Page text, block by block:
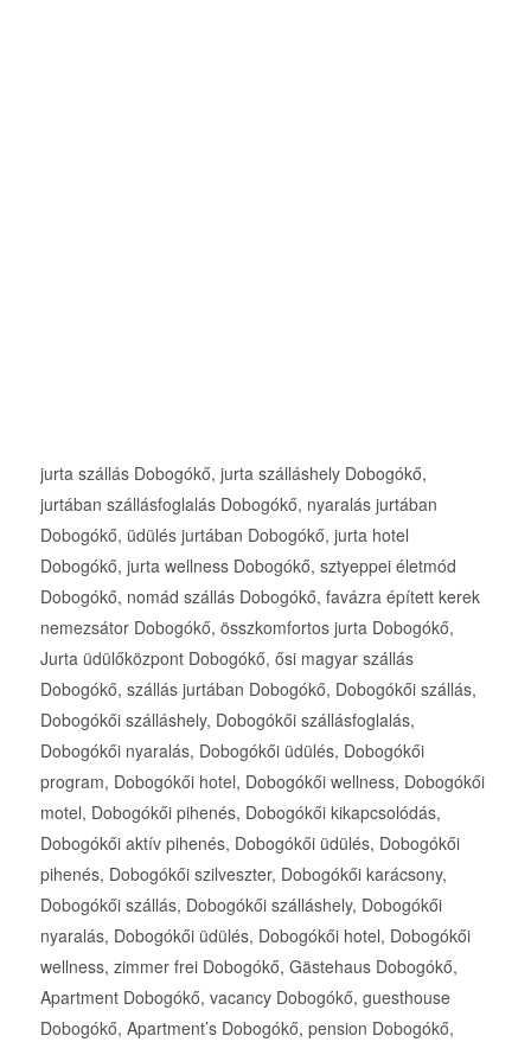
jurta szállás Dobogókő, jurta szálláshely Dobogókő,
jurtában szállásfoglalás Dobogókő, nyaralás jurtában
Dobogókő, üdülés jurtában Dobogókő, jurta hotel
Dobogókő, jurta wellness Dobogókő, sztyeppei életmód
Dobogókő, nomád szállás Dobogókő, favázra épített kerek
nemezsátor Dobogókő, összkomfortos jurta Dobogókő,
Jurta üdülőközpont Dobogókő, ősi magyar szállás
Dobogókő, szállás jurtában Dobogókő, Dobogókői szállás,
Dobogókői szálláshely, Dobogókői szállásfoglalás,
Dobogókői nyaralás, Dobogókői üdülés, Dobogókői
program, Dobogókői hotel, Dobogókői wellness, Dobogókői
motel, Dobogókői pihenés, Dobogókői kikapcsolódás,
Dobogókői aktív pihenés, Dobogókői üdülés, Dobogókői
pihenés, Dobogókői szilveszter, Dobogókői karácsony,
Dobogókői szállás, Dobogókői szálláshely, Dobogókői
nyaralás, Dobogókői üdülés, Dobogókői hotel, Dobogókői
wellness, zimmer frei Dobogókő, Gästehaus Dobogókő,
Apartment Dobogókő, vacancy Dobogókő, guesthouse
Dobogókő, Apartment’s Dobogókő, pension Dobogókő,